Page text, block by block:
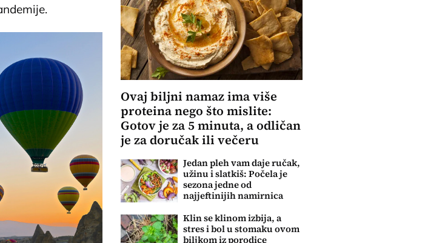
Ovaj biljni namaz ima više
proteina nego što mislite:
Gotov je za 5 minuta, a odličan
je za doručak ili večeru
Jedan pleh vam daje ručak,
užinu i slatkiš: Počela je
sezona jedne od
najjeftinijih namirnica
Klin se klinom izbija, a
stres i bol u stomaku ovom
biljkom iz porodice